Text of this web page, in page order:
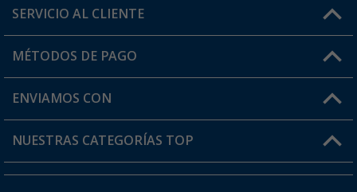
Conviértete en distribuidor
Mi cuenta
Tarjeta Berger Digital
SERVICIO AL CLIENTE
FAQ y Contacto
Información de envío
¿Dónde está mi pedido?
MÉTODOS DE PAGO
ENVIAMOS CON
NUESTRAS CATEGORÍAS TOP